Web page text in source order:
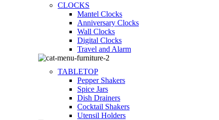
CLOCKS
Mantel Clocks
Anniversary Clocks
Wall Clocks
Digital Clocks
Travel and Alarm
TABLETOP
Pepper Shakers
Spice Jars
Dish Drainers
Сocktail Shakers
Utensil Holders